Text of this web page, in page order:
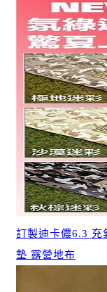
訂製迪卡儂6.3 充
墊 露營地布